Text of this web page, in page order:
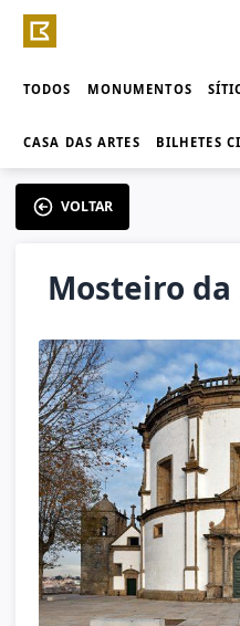
TODOS MONUMENTOS
CASA DAS ARTES BILHETES
VOLTAR
Mosteiro